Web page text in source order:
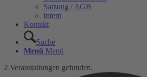
Satzung / AGB
Intern
Kontakt
Suche
Menü Menü
2 Veranstaltungen gefunden.